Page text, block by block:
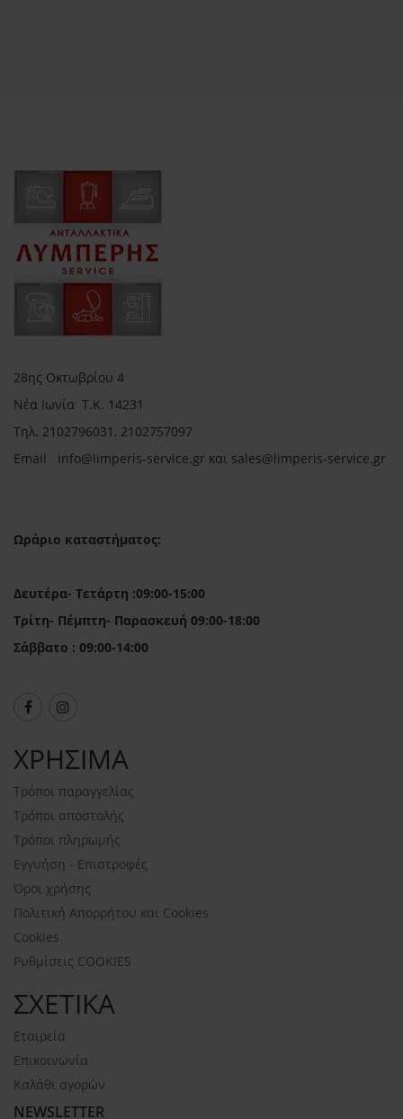
28ης Οκτωβρίου 4
Νέα Ιωνία Τ.Κ. 14231
Τηλ. 2102796031, 2102757097
Email info@limperis-service.gr και sales@limperis-service.gr
Ωράριο καταστήματος:
Δευτέρα- Τετάρτη :09:00-15:00
Τρίτη- Πέμπτη- Παρασκευή 09:00-18:00
Σάββατο : 09:00-14:00
ΧΡΗΣΙΜΑ
Τρόποι παραγγελίας
Τρόποι αποστολής
Τρόποι πληρωμής
Εγγυήση - Επιστροφές
Όροι χρήσης
Πολιτική Απορρήτου και Cookies
Cookies
Ρυθμίσεις COOKIES
ΣΧΕΤΙΚΑ
Εταιρεία
Επικοινωνία
Καλάθι αγορών
NEWSLETTER